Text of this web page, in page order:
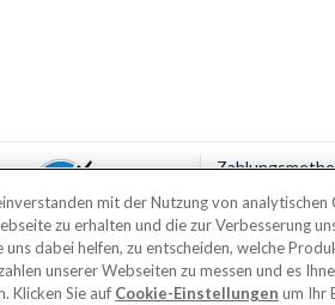
©
Eingetragener Firmensitz: 2nd Floor Nucleus
mit der Nutzung von analytischen
zu erhalten und die zur Verbesserung
dabei helfen, zu entscheiden, welche
unserer Webseiten zu messen und es
Klicken Sie auf Cookie-Einstellungen um Ihr